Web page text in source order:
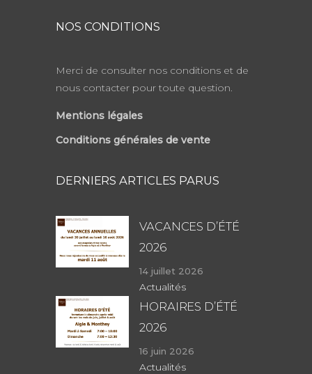
NOS CONDITIONS
Merci de consulter nos conditions et de
nous contacter pour toute question.
Mentions légales
Conditions générales de vente
DERNIERS ARTICLES PARUS
VACANCES D’ÉTÉ
2026
14 juillet 2026
Actualités
HORAIRES D’ÉTÉ
2026
16 juin 2026
Actualités